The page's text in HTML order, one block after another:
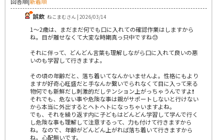
誤飲 ねこまむさん | 2026/03/14
1～2歳は、まだまだ何でも口に入れての確認作業はしますから
ね。目が離せなくて大変な時期真っ只中ですね😓
それに伴って、どんどん言葉も理解しながら口に入れて良いの悪
いのも学習して行きますよ。
その頃の年齢だと、落ち着いてなんかいませんよ。性格にもより
ますが好奇心旺盛だと手なんか繋いでられなくて目に入って来る
物何でも新鮮だし刺激的だしテンション上がっちゃうんですよ❗
それでも、危ない事や危険な事は親がサポートしないと行けない
から本当に外出するとヘトヘトになっちゃいますよね。
でも、それを繰り返す内に子どもはどんどん学習して学んで行く
し危険な事も理解して注意するって、力も付けて行きますから
ね。なので、年齢がどんどん上がれば落ち着いて行きますから
ね。心配無いです。